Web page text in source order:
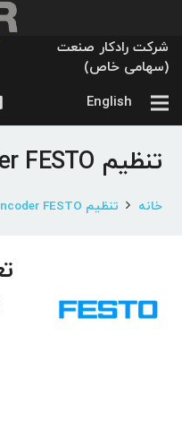
شرکت رادکار صنعت
(سهامی خاص)
English
تنظیم Encoder FESTO
خانه تنظیم Encoder FESTO